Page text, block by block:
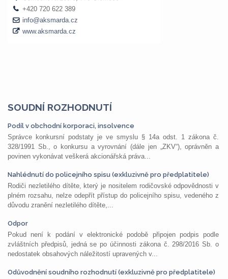
SOUDNÍ ROZHODNUTÍ
Podíl v obchodní korporaci, insolvence
Správce konkursní podstaty je ve smyslu § 14a odst. 1 zákona č.
328/1991 Sb., o konkursu a vyrovnání (dále jen „ZKV“), oprávněn a
povinen vykonávat veškerá akcionářská práva...
Nahlédnutí do policejního spisu (exkluzivně pro předplatitele)
Rodiči nezletilého dítěte, který je nositelem rodičovské odpovědnosti v
plném rozsahu, nelze odepřít přístup do policejního spisu, vedeného z
důvodu zranění nezletilého dítěte,...
Odpor
Pokud není k podání v elektronické podobě připojen podpis podle
zvláštních předpisů, jedná se po účinnosti zákona č. 298/2016 Sb. o
nedostatek obsahových náležitostí upravených v...
Odůvodnění soudního rozhodnutí (exkluzivně pro předplatitele)